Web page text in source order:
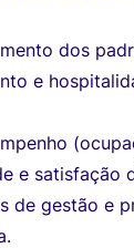
dos
e
e satisfação
de gestão e